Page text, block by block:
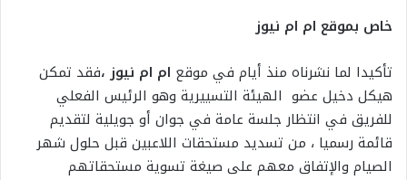
خاص بموقع ام ام نيوز
تأكيدا لما نشرناه منذ أيام في موقع ام ام نيوز ،فقد تمكن
هيكل دخيل عضو الهيئة التسييرية وهو الرئيس الفعلي
للفريق في انتظار جلسة عامة في جوان أو جويلية لتقديم
قائمة رسميا ، من تسديد مستحقات اللاعبين قبل حلول شهر
الصيام والإتفاق معهم على صيغة تسوية مستحقاتهم